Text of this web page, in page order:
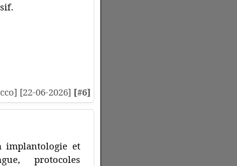
[22-06-2026] [#6]
implantologie et
protocoles